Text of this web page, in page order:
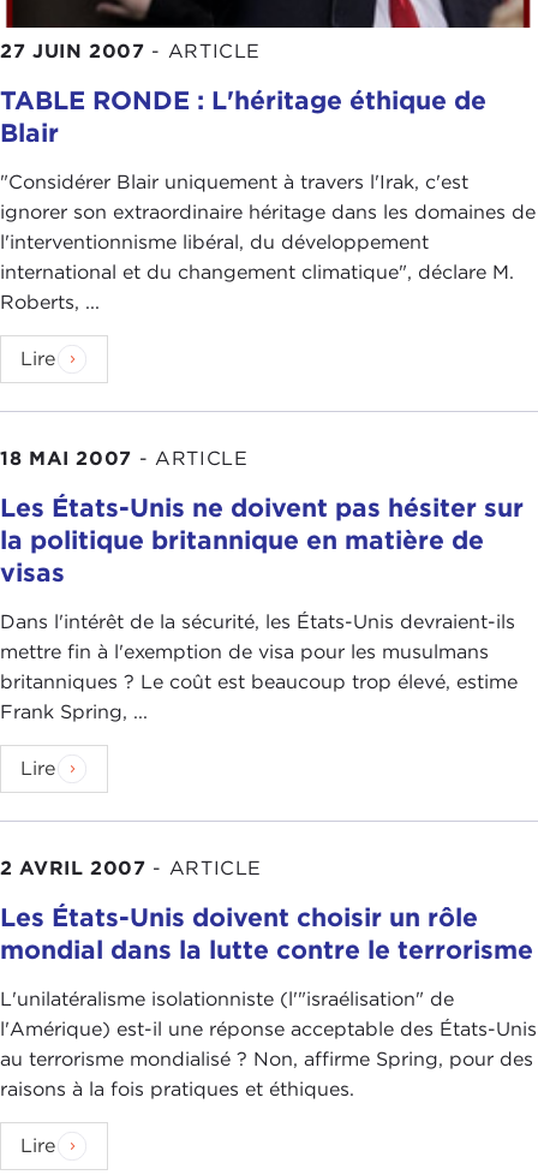
27 JUIN 2007 - ARTICLE
TABLE RONDE : L'héritage éthique de
Blair
"Considérer Blair uniquement à travers l'Irak, c'est
ignorer son extraordinaire héritage dans les domaines de
l'interventionnisme libéral, du développement
international et du changement climatique", déclare M.
Roberts, ...
Lire
18 MAI 2007 - ARTICLE
Les États-Unis ne doivent pas hésiter sur
la politique britannique en matière de
visas
Dans l'intérêt de la sécurité, les États-Unis devraient-ils
mettre fin à l'exemption de visa pour les musulmans
britanniques ? Le coût est beaucoup trop élevé, estime
Frank Spring, ...
Lire
2 AVRIL 2007 - ARTICLE
Les États-Unis doivent choisir un rôle
mondial dans la lutte contre le terrorisme
L'unilatéralisme isolationniste (l'"israélisation" de
l'Amérique) est-il une réponse acceptable des États-Unis
au terrorisme mondialisé ? Non, affirme Spring, pour des
raisons à la fois pratiques et éthiques.
Lire